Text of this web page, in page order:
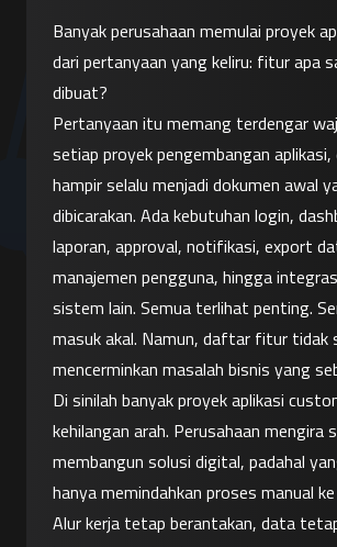
Banyak perusahaan memulai proyek
dari pertanyaan yang keliru: fitur apa
dibuat?
Pertanyaan itu memang terdengar
setiap proyek pengembangan
hampir selalu menjadi dokumen awal
dibicarakan. Ada kebutuhan login,
laporan, approval, notifikasi, export
manajemen pengguna, hingga
sistem lain. Semua terlihat penting.
masuk akal. Namun, daftar fitur tidak
mencerminkan masalah bisnis yang
Di sinilah banyak proyek aplikasi
kehilangan arah. Perusahaan mengira
membangun solusi digital, padahal
hanya memindahkan proses manual
Alur kerja tetap berantakan, data